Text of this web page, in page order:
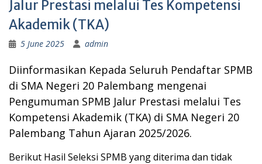
Jalur Prestasi melalui Tes Kompetensi
Akademik (TKA)
5 June 2025 admin
Diinformasikan Kepada Seluruh Pendaftar SPMB
di SMA Negeri 20 Palembang mengenai
Pengumuman SPMB Jalur Prestasi melalui Tes
Kompetensi Akademik (TKA) di SMA Negeri 20
Palembang Tahun Ajaran 2025/2026.
Berikut Hasil Seleksi SPMB yang diterima dan tidak